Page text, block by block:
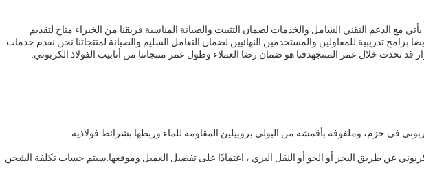
يأتي مع الدعم التقني الشامل والخدمات لضمان التثبيت والصيانة المناسبة.فريقنا من الخبراء متاح لتقديم
برامج تدريبية للمقاولين والمستخدمين النهائيين لضمان التعامل السليم والصيانة لمنتجاتنا.نحن نقدم خدمات
قد تحدث خلال عمر المنتجهدفنا هو ضمان رضا العملاء وطول عمر منتجاتنا من أنابيب الفولاذ الكربوني.
في حزم، وملفوفة بأقمشة من البولي بروبيلين المقاومة للماء وربطها بشرائط فولاذية.
عن طريق البحر أو الجو أو النقل البري ، اعتمادًا على تفضيل العميل وموقعها.سيتم حساب تكلفة الشحن